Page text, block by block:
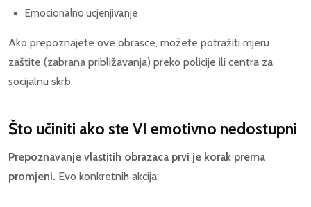
Emocionalno ucjenjivanje
Ako prepoznajete ove obrasce, možete potražiti mjeru
zaštite (zabrana približavanja) preko policije ili centra za
socijalnu skrb.
Što učiniti ako ste VI emotivno nedostupni
Prepoznavanje vlastitih obrazaca prvi je korak prema
promjeni. Evo konkretnih akcija: